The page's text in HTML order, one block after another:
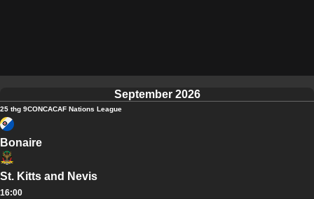
September 2026
25 thg 9CONCACAF Nations League
Bonaire
St. Kitts and Nevis
16:00